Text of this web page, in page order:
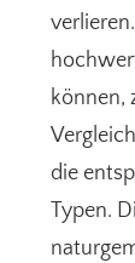
können,
die
Typen.